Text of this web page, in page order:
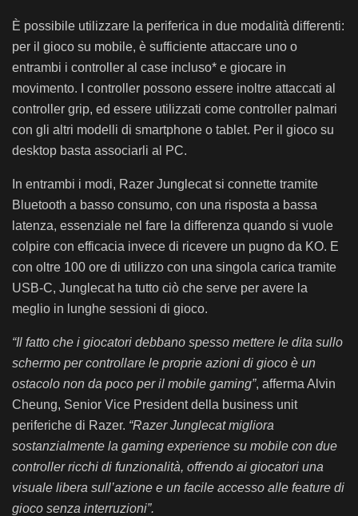
È possibile utilizzare la periferica in due modalità differenti:
per il gioco su mobile, è sufficiente attaccare uno o
entrambi i controller al case incluso* e giocare in
movimento. I controller possono essere inoltre attaccati al
controller grip, ed essere utilizzati come controller palmari
con gli altri modelli di smartphone o tablet. Per il gioco su
desktop basta associarli al PC.
In entrambi i modi, Razer Junglecat si connette tramite
Bluetooth a basso consumo, con una risposta a bassa
latenza, essenziale nel fare la differenza quando si vuole
colpire con efficacia invece di ricevere un pugno da KO. E
con oltre 100 ore di utilizzo con una singola carica tramite
USB-C, Junglecat ha tutto ciò che serve per avere la
meglio in lunghe sessioni di gioco.
“Il fatto che i giocatori debbano spesso mettere le dita sullo
schermo per controllare le proprie azioni di gioco è un
ostacolo non da poco per il mobile gaming”, afferma Alvin
Cheung, Senior Vice President della business unit
periferiche di Razer. “Razer Junglecat migliora
sostanzialmente la gaming experience su mobile con due
controller ricchi di funzionalità, offrendo ai giocatori una
visuale libera sull’azione e un facile accesso alle feature di
gioco senza interruzioni”.